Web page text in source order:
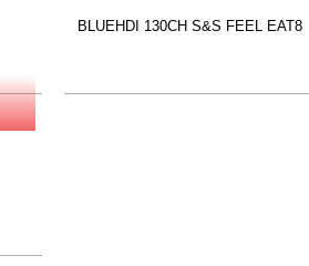
BLUEHDI 130CH S&S FEEL EAT8